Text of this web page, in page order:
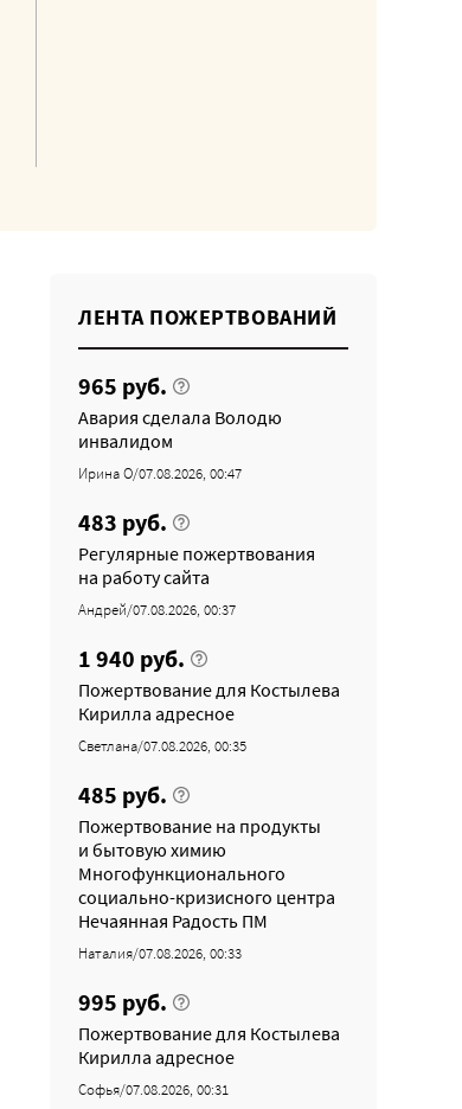
ЛЕНТА ПОЖЕРТВОВАНИЙ
965 руб.
Авария сделала Володю
инвалидом
Ирина О/07.08.2026, 00:47
483 руб.
Регулярные пожертвования
на работу сайта
Андрей/07.08.2026, 00:37
1 940 руб.
Пожертвование для Костылева
Кирилла адресное
Светлана/07.08.2026, 00:35
485 руб.
Пожертвование на продукты
и бытовую химию
Многофункционального
социально-кризисного центра
Нечаянная Радость ПМ
Наталия/07.08.2026, 00:33
995 руб.
Пожертвование для Костылева
Кирилла адресное
Софья/07.08.2026, 00:31